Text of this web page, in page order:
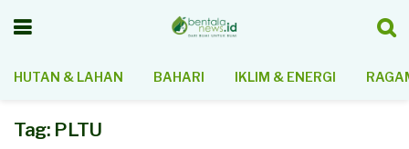
HUTAN & LAHAN BAHARI IKLIM & ENERGI
Tag: PLTU